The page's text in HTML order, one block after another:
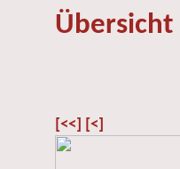
Übersicht
[<<] [<]